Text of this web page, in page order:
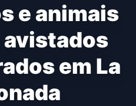
e animais
em La